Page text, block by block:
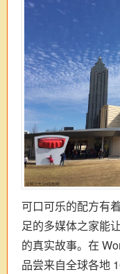
可口可乐的配方有
足的多媒体之家能
的真实故事。在
品尝来自全球各地